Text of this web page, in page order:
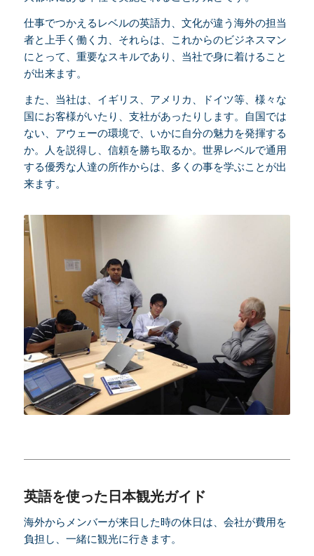
仕事でつかえるレベルの英語力、文化が違う海外の担当
者と上手く働く力、それらは、これからのビジネスマン
にとって、重要なスキルであり、当社で身に着けること
が出来ます。
また、当社は、イギリス、アメリカ、ドイツ等、様々な
国にお客様がいたり、支社があったりします。自国では
ない、アウェーの環境で、いかに自分の魅力を発揮する
か。人を説得し、信頼を勝ち取るか。世界レベルで通用
する優秀な人達の所作からは、多くの事を学ぶことが出
来ます。
英語を使った日本観光ガイド
海外からメンバーが来日した時の休日は、会社が費用を
負担し、一緒に観光に行きます。